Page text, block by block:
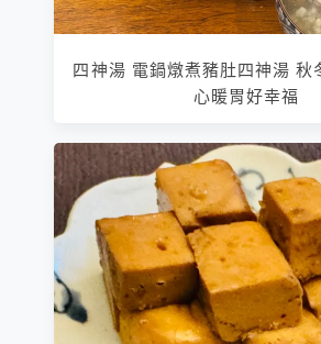
四神湯 電鍋燉煮豬肚四神湯 秋
心暖胃好幸福